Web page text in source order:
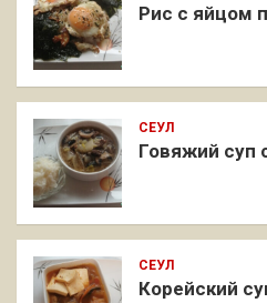
Рис с яйцом
СЕУЛ
Говяжий суп
СЕУЛ
Корейский